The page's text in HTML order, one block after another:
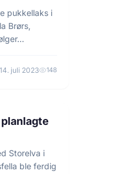
pukkellaks i
Brørs,
14. juli 2023 148
Storelva i
ble ferdig